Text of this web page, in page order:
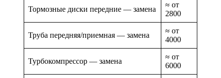
Тормозные диски передние — замена
≈ от
2800
Труба передняя/приемная — замена
≈ от
4000
Турбокомпрессор — замена
≈ от
6000